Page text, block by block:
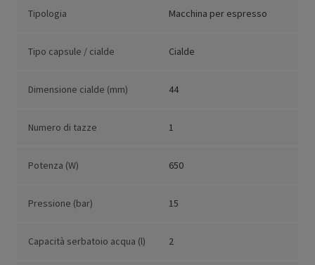
Tipologia Macchina per espresso
Tipo capsule / cialde Cialde
Dimensione cialde (mm) 44
Numero di tazze 1
Potenza (W) 650
Pressione (bar) 15
Capacità serbatoio acqua (l) 2